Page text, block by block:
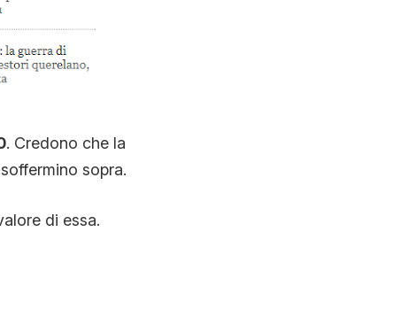
. Credono che la
sopra.
di essa.